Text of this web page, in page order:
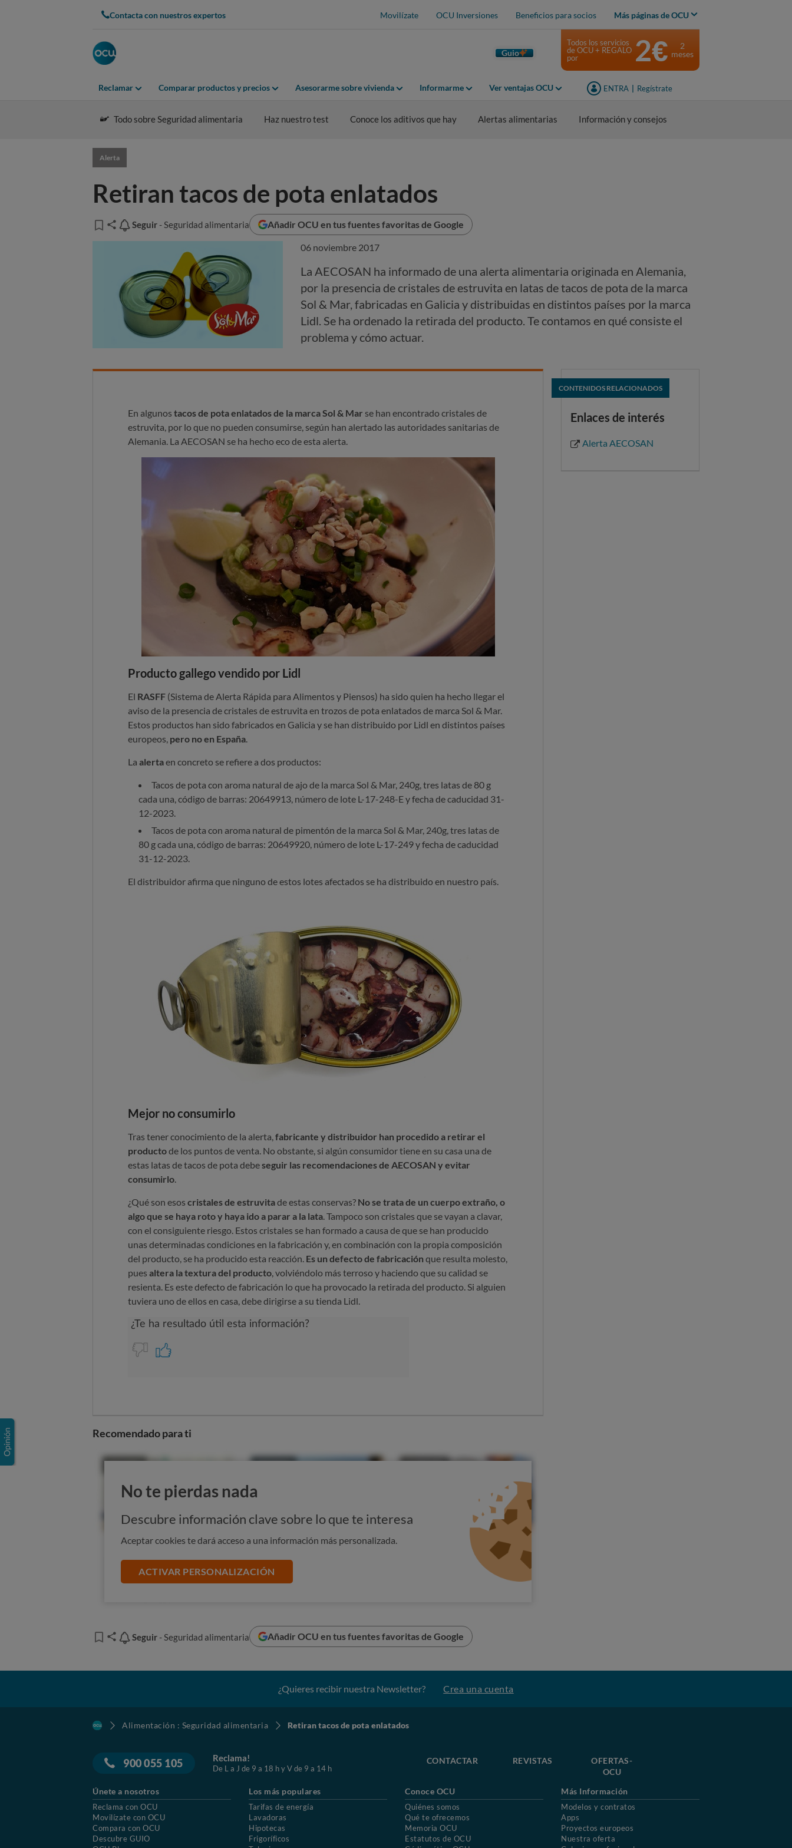
Contacta con nuestros expertos Movilízate OCU Inversiones Beneficios para socios Más páginas de OCU
Guio
Reclamar Comparar productos y precios Asesorarme sobre vivienda Informarme Ver ventajas OCU ENTRA Regístrate
Todos los servicios
de OCU + REGALO
por
2€
2
meses
Todo sobre Seguridad alimentaria Haz nuestro test Conoce los aditivos que hay Alertas alimentarias Información y consejos
Alerta
Retiran tacos de pota enlatados
Seguir
Seguir - Seguridad alimentaria Añadir OCU en tus fuentes favoritas de Google
06 noviembre 2017
La AECOSAN ha informado de una alerta alimentaria originada en Alemania,
por la presencia de cristales de estruvita en latas de tacos de pota de la marca
Sol & Mar, fabricadas en Galicia y distribuidas en distintos países por la marca
Lidl. Se ha ordenado la retirada del producto. Te contamos en qué consiste el
problema y cómo actuar.
En algunos tacos de pota enlatados de la marca Sol & Mar se han encontrado cristales de
estruvita, por lo que no pueden consumirse, según han alertado las autoridades sanitarias de
Alemania. La AECOSAN se ha hecho eco de esta alerta.
Producto gallego vendido por Lidl
El RASFF(Sistema de Alerta Rápida para Alimentos y Piensos) ha sido quien ha hecho llegar el
aviso de la presencia de cristales de estruvita en trozos de pota enlatados de marca Sol & Mar.
Estos productos han sido fabricados en Galicia y se han distribuido por Lidl en distintos países
europeos, pero no en España.
La alertaen concreto se refiere a dos productos:
Tacos de pota con aroma natural de ajo de la marca Sol & Mar, 240g, tres latas de 80 g
cada una, código de barras: 20649913, número de lote L-17-248-E y fecha de caducidad 31-
12-2023.
Tacos de pota con aroma natural de pimentón de la marca Sol & Mar, 240g, tres latas de
80 g cada una, código de barras: 20649920, número de lote L-17-249 y fecha de caducidad
31-12-2023.
El distribuidor afirma que ninguno de estos lotes afectados se ha distribuido en nuestro país.
Mejor no consumirlo
Tras tener conocimiento de la alerta, fabricante y distribuidor han procedido a retirar el
productode los puntos de venta. No obstante, si algún consumidor tiene en su casa una de
estas latas de tacos de pota debeseguir las recomendaciones de AECOSAN y evitar
consumirlo.
¿Qué son esos cristales de estruvitade estas conservas? No se trata de un cuerpo extraño, o
algo que se haya roto y haya ido a parar a la lata. Tampoco son cristales que se vayan a clavar,
con el consiguiente riesgo. Estos cristales se han formado a causa de que se han producido
unas determinadas condiciones en la fabricación y, en combinación con la propia composición
del producto, se ha producido esta reacción. Es un defecto de fabricación que resulta molesto,
pues altera la textura del producto, volviéndolo más terroso y haciendo que su calidad se
resienta. Es este defecto de fabricación lo que ha provocado la retirada del producto. Si alguien
tuviera uno de ellos en casa, debe dirigirse a su tienda Lidl.
Recomendado para ti
No te pierdas nada
Descubre información clave sobre lo que te interesa
Aceptar cookies te dará acceso a una información más personalizada.
ACTIVAR PERSONALIZACIÓN
CONTENIDOS RELACIONADOS
Enlaces de interés
Alerta AECOSAN
Seguir
Seguir - Seguridad alimentaria Añadir OCU en tus fuentes favoritas de Google
¿Quieres recibir nuestra Newsletter? Crea una cuenta
Alimentación : Seguridad alimentaria Retiran tacos de pota enlatados
900 055 105 Reclama!
De L a J de 9 a 18 h y V de 9 a 14 h
CONTACTAR REVISTAS
OFERTAS-
OCU
Únete a nosotros
Reclama con OCU
Movilízate con OCU
Compara con OCU
Descubre GUIO
Los más populares
Tarifas de energía
Lavadoras
Hipotecas
Frigoríficos
Conoce OCU
Quiénes somos
Qué te ofrecemos
Memoria OCU
Estatutos de OCU
Más Información
Modelos y contratos
Apps
Proyectos europeos
Nuestra oferta